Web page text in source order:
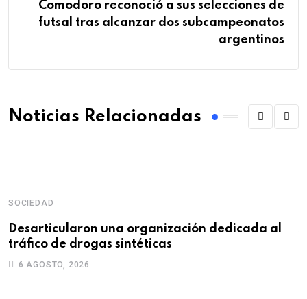
Comodoro reconoció a sus selecciones de
futsal tras alcanzar dos subcampeonatos
argentinos
Noticias Relacionadas
SOCIEDAD
Desarticularon una organización dedicada al
tráfico de drogas sintéticas
6 AGOSTO, 2026